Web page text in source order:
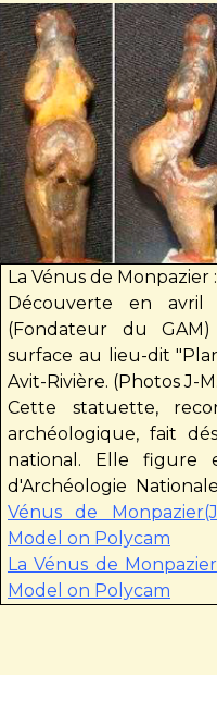
La Vénus de Monpazier :
Découverte en
(Fondateur du
surface au lieu-dit
Avit-Rivière. (Photos J-
Cette statuette,
archéologique, fait
national. Elle figure
d'Archéologie
Vénus de
Model on Polycam
La Vénus de
Model on Polycam